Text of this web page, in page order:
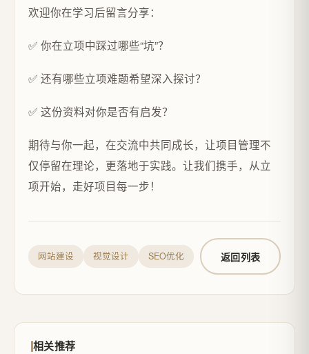
欢迎你在学习后留言分享：
✅ 你在立项中踩过哪些“坑”？
✅ 还有哪些立项难题希望深入探讨？
✅ 这份资料对你是否有启发？
期待与你一起，在交流中共同成长，让项目管理不
仅停留在理论，更落地于实践。让我们携手，从立
项开始，走好项目每一步！
网站建设 视觉设计 SEO优化 返回列表
相关推荐